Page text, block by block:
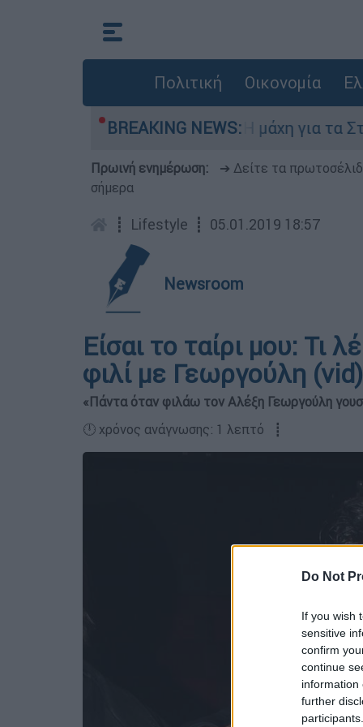
Do Not
If you wish
sensitive
confirm
continue
information
further
Πολιτική Οικονομία
BREAKING NEWS:
6 Αυγούστου Η μάχη για τα Στενά
Πρωινή ενημέρωση: ➔ Δείτε τα
σήμερα
┋ Lifestyle ┋ 05.01.2019 18:57
Newsroom
Είσαι το ταίρι μου: Τι
φιλί με Γεωργούλη (vid)
«Πάντα όταν φιλάω τον Αλέξη Γεωργούλη
🕛 χρόνος ανάγνωσης: 1 λεπτό ┋